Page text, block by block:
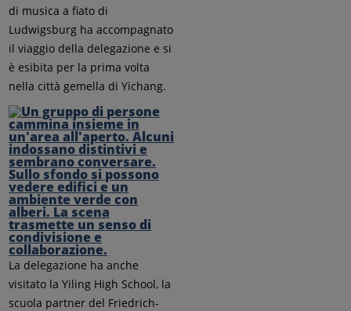
di musica a fiato di
Ludwigsburg ha accompagnato
il viaggio della delegazione e si
è esibita per la prima volta
nella città gemella di Yichang.
La delegazione ha anche
visitato la Yiling High School, la
scuola partner del Friedrich-